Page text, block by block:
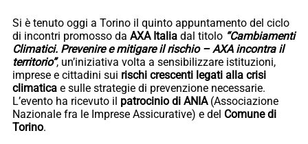
Si è tenuto oggi a Torino il quinto appuntamento del ciclo
di incontri promosso da AXA Italia dal titolo “Cambiamenti
Climatici. Prevenire e mitigare il rischio – AXA incontra il
territorio”, un’iniziativa volta a sensibilizzare istituzioni,
imprese e cittadini sui rischi crescenti legati alla crisi
climatica e sulle strategie di prevenzione necessarie.
L’evento ha ricevuto il patrocinio di ANIA(Associazione
Nazionale fra le Imprese Assicurative) e del Comune di
Torino.